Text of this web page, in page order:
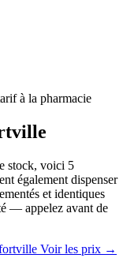
à la pharmacie
stock, voici 5
également dispenser
et identiques
— appelez avant de
Voir les prix →